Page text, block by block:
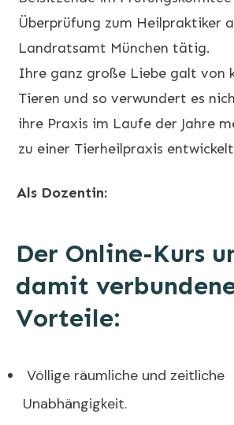
Überprüfung zum Heilpraktiker
Landratsamt München tätig.
Ihre ganz große Liebe galt von
Tieren und so verwundert es
ihre Praxis im Laufe der Jahre
zu einer Tierheilpraxis
Als Dozentin:
Der Online-Kurs
damit
Vorteile:
Völlige räumliche und zeitliche
Unabhängigkeit.